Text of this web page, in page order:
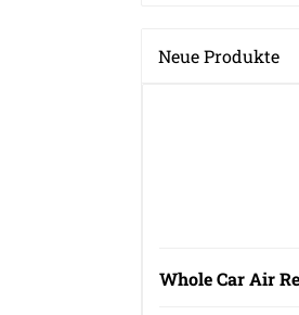
Neue Produkte
Whole Car Air